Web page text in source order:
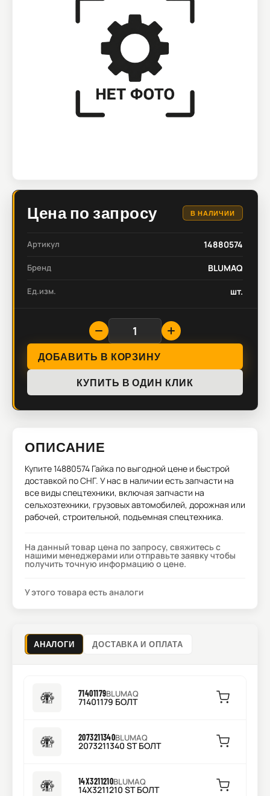
Цена по запросу В НАЛИЧИИ
Артикул 14880574
Бренд BLUMAQ
Ед.изм. шт.
ДОБАВИТЬ В КОРЗИНУ
КУПИТЬ В ОДИН КЛИК
ОПИСАНИЕ
Купите14880574 Гайка по выгодной цене и быстрой
доставкой по СНГ. У нас в наличии есть запчасти на
все виды спецтехники, включая запчасти на
сельхозтехники, грузовых автомобилей, дорожная или
рабочей, строительной, подъемная спецтехника.
На данный товар цена по запросу, свяжитесь с
нашими менеджерами или отправьте заявку чтобы
получить точную информацию о цене.
У этого товара есть аналоги
АНАЛОГИ ДОСТАВКА И ОПЛАТА
71401179BLUMAQ
71401179 БОЛТ
2073211340BLUMAQ
2073211340 ST БОЛТ
14X3211210BLUMAQ
14X3211210 ST БОЛТ